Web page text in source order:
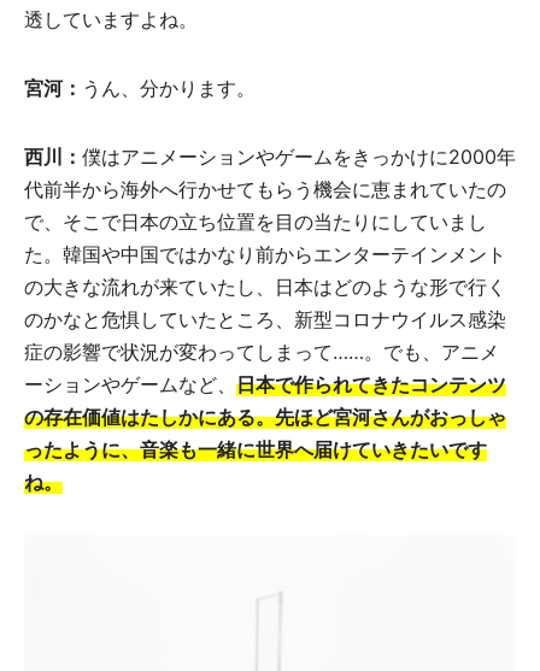
透していますよね。
宮河： うん、分かります。
西川： 僕はアニメーションやゲームをきっかけに2000年
代前半から海外へ行かせてもらう機会に恵まれていたの
で、そこで日本の立ち位置を目の当たりにしていまし
た。韓国や中国ではかなり前からエンターテインメント
の大きな流れが来ていたし、日本はどのような形で行く
のかなと危惧していたところ、新型コロナウイルス感染
症の影響で状況が変わってしまって……。でも、アニメ
ーションやゲームなど、 日本で作られてきたコンテンツ
の存在価値はたしかにある。先ほど宮河さんがおっしゃ
ったように、音楽も一緒に世界へ届けていきたいです
ね。